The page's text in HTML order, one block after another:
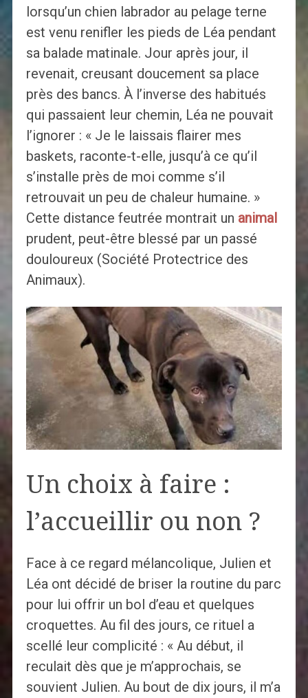
lorsqu’un chien labrador au pelage terne
est venu renifler les pieds de Léa pendant
sa balade matinale. Jour après jour, il
revenait, creusant doucement sa place
près des bancs. À l’inverse des habitués
qui passaient leur chemin, Léa ne pouvait
l’ignorer : « Je le laissais flairer mes
baskets, raconte-t-elle, jusqu’à ce qu’il
s’installe près de moi comme s’il
retrouvait un peu de chaleur humaine. »
Cette distance feutrée montrait un animal
prudent, peut-être blessé par un passé
douloureux (Société Protectrice des
Animaux).
Un choix à faire :
l’accueillir ou non ?
Face à ce regard mélancolique, Julien et
Léa ont décidé de briser la routine du parc
pour lui offrir un bol d’eau et quelques
croquettes. Au fil des jours, ce rituel a
scellé leur complicité : « Au début, il
reculait dès que je m’approchais, se
souvient Julien. Au bout de dix jours, il m’a